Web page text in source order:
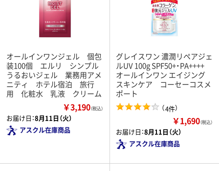
オールインワンジェル 個包
装100個 エルリ シンプル
うるおいジェル 業務用アメ
ニティ ホテル宿泊 旅行
用 化粧水 乳液 クリーム
￥3,190（税込）
お届け日：8月11日（火）
アスクル在庫商品
グレイスワン 濃潤リペアジェ
ルUV 100g SPF50+・PA++++
オールインワン エイジング
スキンケア コーセーコスメ
ポート
（4件）
￥1,690（税込）
お届け日：8月11日（火）
アスクル在庫商品